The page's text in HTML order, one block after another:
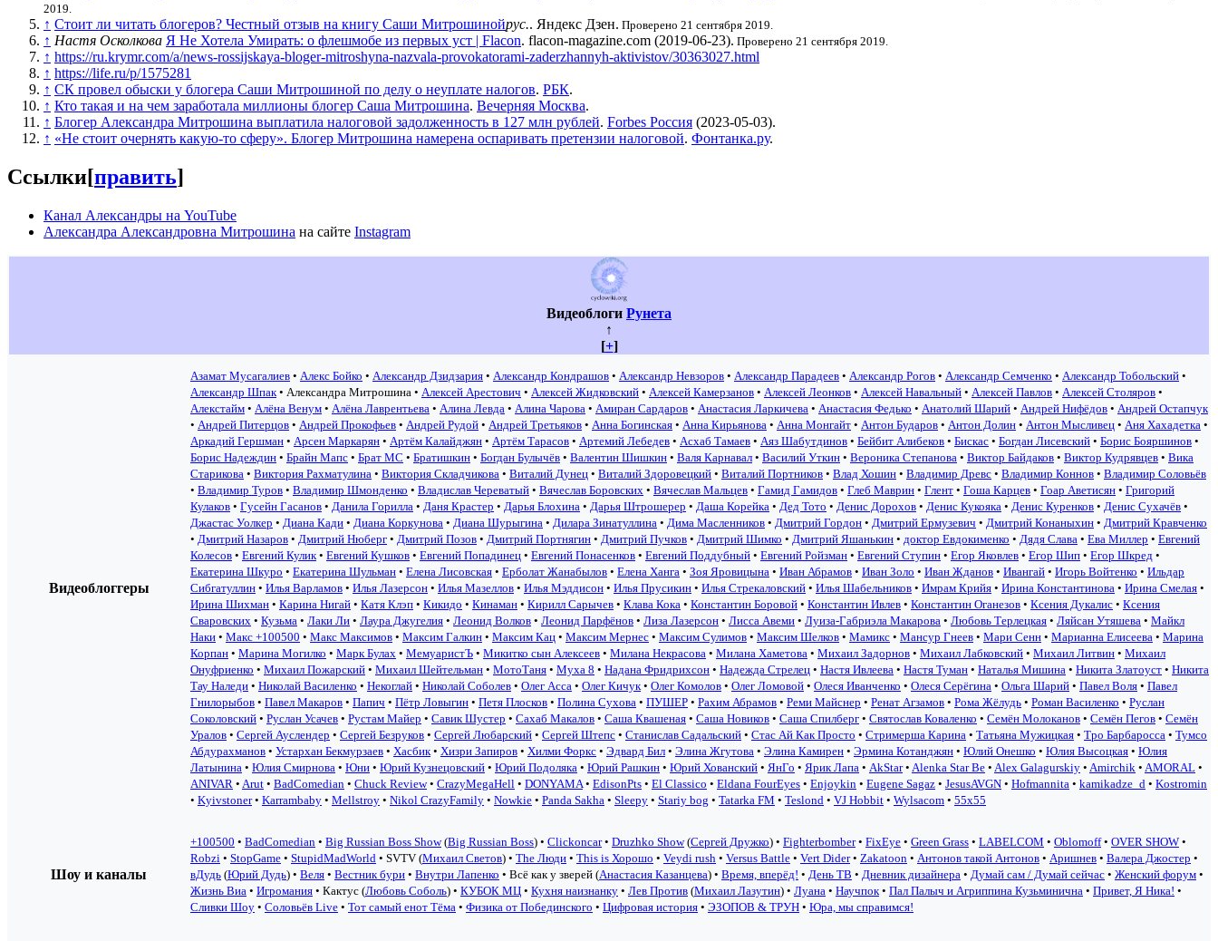
2019.
↑ Стоит ли читать блогеров? Честный отзыв на книгу Саши Митрошинойрус.. Яндекс Дзен. Проверено 21 сентября 2019.
↑ Настя Осколкова Я Не Хотела Умирать: о флешмобе из первых уст | Flacon. flacon-magazine.com (2019-06-23). Проверено 21 сентября 2019.
↑ https://ru.krymr.com/a/news-rossijskaya-bloger-mitroshyna-nazvala-provokatorami-zaderzhannyh-aktivistov/30363027.html
↑ https://life.ru/p/1575281
↑ СК провел обыски у блогера Саши Митрошиной по делу о неуплате налогов. РБК.
↑ Кто такая и на чем заработала миллионы блогер Саша Митрошина. Вечерняя Москва.
↑ Блогер Александра Митрошина выплатила налоговой задолженность в 127 млн рублей. Forbes Россия (2023-05-03).
↑ «Не стоит очернять какую-то сферу». Блогер Митрошина намерена оспаривать претензии налоговой. Фонтанка.ру.
Ссылки[править]
Канал Александры на YouTube
Александра Александровна Митрошина на сайте Instagram
Видеоблоги Рунета
↑
[+]
Видеоблоггеры
Азамат Мусагалиев • Алекс Бойко • Александр Дзидзария • Александр Кондрашов • Александр Невзоров • Александр Парадеев • Александр Рогов • Александр Семченко • Александр Тобольский •
Александр Шпак • Александра Митрошина • Алексей Арестович • Алексей Жидковский • Алексей Камерзанов • Алексей Леонков • Алексей Навальный • Алексей Павлов • Алексей Столяров •
Алекстайм • Алёна Венум • Алёна Лаврентьева • Алина Левда • Алина Чарова • Амиран Сардаров • Анастасия Ларкичева • Анастасия Федько • Анатолий Шарий • Андрей Нифёдов • Андрей Остапчук
• Андрей Питерцов • Андрей Прокофьев • Андрей Рудой • Андрей Третьяков • Анна Богинская • Анна Кирьянова • Анна Монгайт • Антон Бударов • Антон Долин • Антон Мысливец • Аня Хахадетка •
Аркадий Гершман • Арсен Маркарян • Артём Калайджян • Артём Тарасов • Артемий Лебедев • Асхаб Тамаев • Аяз Шабутдинов • Бейбит Алибеков • Бискас • Богдан Лисевский • Борис Бояршинов •
Борис Надеждин • Брайн Мапс • Брат МС • Братишкин • Богдан Булычёв • Валентин Шишкин • Валя Карнавал • Василий Уткин • Вероника Степанова • Виктор Байдаков • Виктор Кудрявцев • Вика
Старикова • Виктория Рахматулина • Виктория Складчикова • Виталий Дунец • Виталий Здоровецкий • Виталий Портников • Влад Хошин • Владимир Древс • Владимир Коннов • Владимир Соловьёв
• Владимир Туров • Владимир Шмонденко • Владислав Череватый • Вячеслав Боровских • Вячеслав Мальцев • Гамид Гамидов • Глеб Маврин • Глент • Гоша Карцев • Гоар Аветисян • Григорий
Кулаков • Гусейн Гасанов • Данила Горилла • Даня Крастер • Дарья Блохина • Дарья Штрошерер • Даша Корейка • Дед Тото • Денис Дорохов • Денис Кукояка • Денис Куренков • Денис Сухачёв •
Джастас Уолкер • Диана Кади • Диана Коркунова • Диана Шурыгина • Дилара Зинатуллина • Дима Масленников • Дмитрий Гордон • Дмитрий Ермузевич • Дмитрий Конаныхин • Дмитрий Кравченко
• Дмитрий Назаров • Дмитрий Нюберг • Дмитрий Позов • Дмитрий Портнягин • Дмитрий Пучков • Дмитрий Шимко • Дмитрий Яшанькин • доктор Евдокименко • Дядя Слава • Ева Миллер • Евгений
Колесов • Евгений Кулик • Евгений Кушков • Евгений Попадинец • Евгений Понасенков • Евгений Поддубный • Евгений Ройзман • Евгений Ступин • Егор Яковлев • Егор Шип • Егор Шкред •
Екатерина Шкуро • Екатерина Шульман • Елена Лисовская • Ерболат Жанабылов • Елена Ханга • Зоя Яровицына • Иван Абрамов • Иван Золо • Иван Жданов • Ивангай • Игорь Войтенко • Ильдар
Сибгатуллин • Илья Варламов • Илья Лазерсон • Илья Мазеллов • Илья Мэддисон • Илья Прусикин • Илья Стрекаловский • Илья Шабельников • Имрам Крийя • Ирина Константинова • Ирина Смелая •
Ирина Шихман • Карина Нигай • Катя Клэп • Кикидо • Кинаман • Кирилл Сарычев • Клава Кока • Константин Боровой • Константин Ивлев • Константин Оганезов • Ксения Дукалис • Ксения
Сваровских • Кузьма • Лаки Ли • Лаура Джугелия • Леонид Волков • Леонид Парфёнов • Лиза Лазерсон • Лисса Авеми • Луиза-Габриэла Макарова • Любовь Терлецкая • Ляйсан Утяшева • Майкл
Наки • Макс +100500 • Макс Максимов • Максим Галкин • Максим Кац • Максим Мернес • Максим Сулимов • Максим Шелков • Мамикс • Мансур Гнеев • Мари Сенн • Марианна Елисеева • Марина
Корпан • Марина Могилко • Марк Булах • МемуаристЪ • Микитко сын Алексеев • Милана Некрасова • Милана Хаметова • Михаил Задорнов • Михаил Лабковский • Михаил Литвин • Михаил
Онуфриенко • Михаил Пожарский • Михаил Шейтельман • МотоТаня • Муха 8 • Надана Фридрихсон • Надежда Стрелец • Настя Ивлеева • Настя Туман • Наталья Мишина • Никита Златоуст • Никита
Тау Наледи • Николай Василенко • Некоглай • Николай Соболев • Олег Асса • Олег Кичук • Олег Комолов • Олег Ломовой • Олеся Иванченко • Олеся Серёгина • Ольга Шарий • Павел Воля • Павел
Гнилорыбов • Павел Макаров • Папич • Пётр Ловыгин • Петя Плосков • Полина Сухова • ПУШЕР • Рахим Абрамов • Реми Майснер • Ренат Агзамов • Рома Жёлудь • Роман Василенко • Руслан
Соколовский • Руслан Усачев • Рустам Майер • Савик Шустер • Сахаб Макалов • Саша Квашеная • Саша Новиков • Саша Спилберг • Святослав Коваленко • Семён Молоканов • Семён Пегов • Семён
Уралов • Сергей Ауслендер • Сергей Безруков • Сергей Любарский • Сергей Штепс • Станислав Садальский • Стас Ай Как Просто • Стримерша Карина • Татьяна Мужицкая • Тро Барбаросса • Тумсо
Абдурахманов • Устархан Бекмурзаев • Хасбик • Хизри Запиров • Хилми Форкс • Эдвард Бил • Элина Жгутова • Элина Камирен • Эрмина Котанджян • Юлий Онешко • Юлия Высоцкая • Юлия
Латынина • Юлия Смирнова • Юни • Юрий Кузнецовский • Юрий Подоляка • Юрий Рашкин • Юрий Хованский • ЯнГо • Ярик Лапа • AkStar• Alenka Star Be • Alex Galagurskiy • Amirchik • AMORAL •
ANIVAR • Arut • BadComedian • Chuck Review• CrazyMegaHell • DONYAMA • EdisonPts • El Classico • Eldana FourEyes • Enjoykin • Eugene Sagaz • JesusAVGN • Hofmannita • kamikadze_d • Kostromin
• Kyivstoner• Karrambaby • Mellstroy • Nikol CrazyFamily • Nowkie • Panda Sakha • Sleepy • Stariy bog • Tatarka FM • Teslond • VJ Hobbit • Wylsacom • 55x55
Шоу и каналы
+100500 • BadComedian • Big Russian Boss Show(Big Russian Boss) • Clickoncar• Druzhko Show(Сергей Дружко) • Fighterbomber• FixEye • Green Grass • LABELCOM • Oblomoff• OVER SHOW •
Robzi • StopGame • StupidMadWorld • SVTV (Михаил Светов) • The Люди • This is Хорошо • Veydi rush • Versus Battle • Vert Dider• Zakatoon • Антонов такой Антонов • Аришнев • Валера Джостер •
вДудь (Юрий Дудь) • Веля • Вестник бури • Внутри Лапенко • Всё как у зверей (Анастасия Казанцева) • Время, вперёд! • День ТВ • Дневник дизайнера • Думай сам / Думай сейчас • Женский форум •
Жизнь Виа • Игромания • Кактус (Любовь Соболь) • КУБОК МЦ • Кухня наизнанку • Лев Против (Михаил Лазутин) • Луана • Научпок • Пал Палыч и Агриппина Кузьминична • Привет, Я Ника! •
Сливки Шоу • Соловьёв Live • Тот самый енот Тёма • Физика от Побединского • Цифровая история • ЭЗОПОВ & ТРУН • Юра, мы справимся!